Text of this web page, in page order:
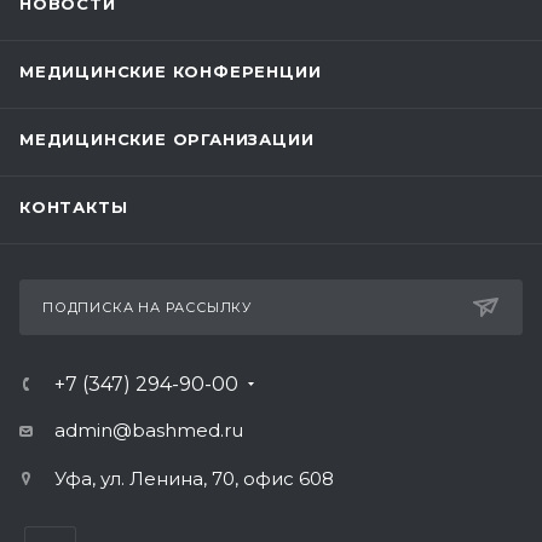
МЕДИЦИНСКИЕ КОНФЕРЕНЦИИ
МЕДИЦИНСКИЕ ОРГАНИЗАЦИИ
КОНТАКТЫ
ПОДПИСКА НА РАССЫЛКУ
+7 (347) 294-90-00
admin@bashmed.ru
Уфа, ул. Ленина, 70, офис 608